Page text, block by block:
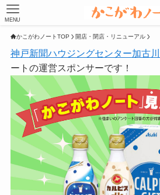
MENU
かこがわノートTOP 開店・閉店・リニューアル
神戸新聞ハウジングセンター加古
ートの運営スポンサーです！